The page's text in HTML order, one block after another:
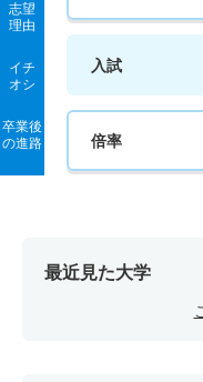
志望
理由
イチ
オシ
卒業後
の進路
入試
倍率
最近見た大学